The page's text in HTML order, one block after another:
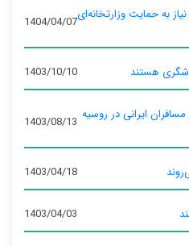
به حمایت وزارتخانه‌ای1404/04/07
هستند 1403/10/10
ایرانی در روسیه 1403/08/13
1403/04/18
1403/04/03